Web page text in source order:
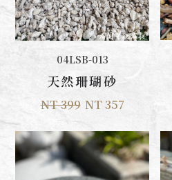
加入購物車
04LSB-013
天然珊瑚砂
NT 399 NT 357